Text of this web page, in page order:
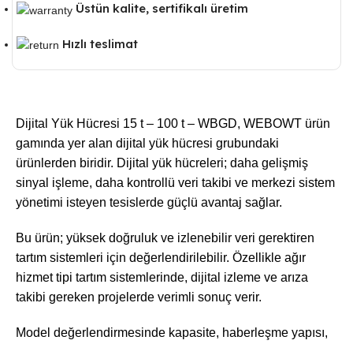
Üstün kalite, sertifikalı üretim
Hızlı teslimat
Dijital Yük Hücresi 15 t – 100 t – WBGD, WEBOWT ürün
gamında yer alan dijital yük hücresi grubundaki
ürünlerden biridir. Dijital yük hücreleri; daha gelişmiş
sinyal işleme, daha kontrollü veri takibi ve merkezi sistem
yönetimi isteyen tesislerde güçlü avantaj sağlar.
Bu ürün; yüksek doğruluk ve izlenebilir veri gerektiren
tartım sistemleri için değerlendirilebilir. Özellikle ağır
hizmet tipi tartım sistemlerinde, dijital izleme ve arıza
takibi gereken projelerde verimli sonuç verir.
Model değerlendirmesinde kapasite, haberleşme yapısı,